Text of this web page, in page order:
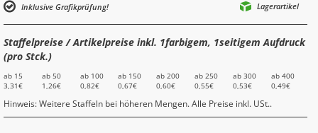
Inklusive Grafikprüfung! Lagerartikel
Staffelpreise / Artikelpreise inkl. 1farbigem, 1seitigem Aufdruck
(pro Stck.)
ab 15
3,31€
ab 50
1,26€
ab 100
0,82€
ab 150
0,67€
ab 200
0,60€
ab 250
0,55€
ab 300
0,53€
ab 400
0,49€
Hinweis: Weitere Staffeln bei höheren Mengen. Alle Preise inkl. USt..